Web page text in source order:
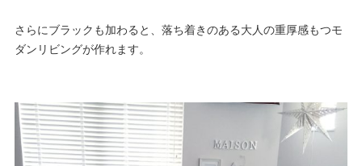
さらにブラックも加わると、落ち着きのある大人の重厚感もつモ
ダンリビングが作れます。